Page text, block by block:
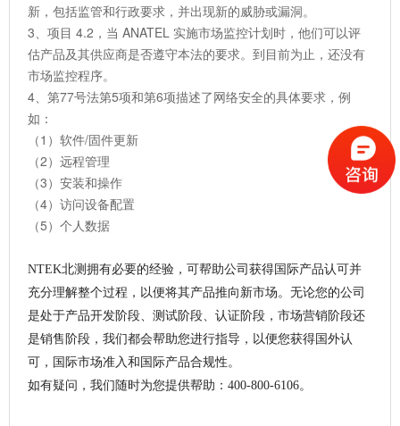
新，包括监管和行政要求，并出现新的威胁或漏洞。
3、项目 4.2，当 ANATEL 实施市场监控计划时，他们可以评
估产品及其供应商是否遵守本法的要求。到目前为止，还没有
市场监控程序。
4、第77号法第5项和第6项描述了网络安全的具体要求，例
如：
（1）软件/固件更新
（2）远程管理
（3）安装和操作
（4）访问设备配置
（5）个人数据
NTEK北测拥有必要的经验，可帮助公司获得国际产品认可并
充分理解整个过程，以便将其产品推向新市场。无论您的公司
是处于产品开发阶段、测试阶段、认证阶段，市场营销阶段还
是销售阶段，我们都会帮助您进行指导，以便您获得国外认
可，国际市场准入和国际产品合规性。
如有疑问，我们随时为您提供帮助：400-800-6106。